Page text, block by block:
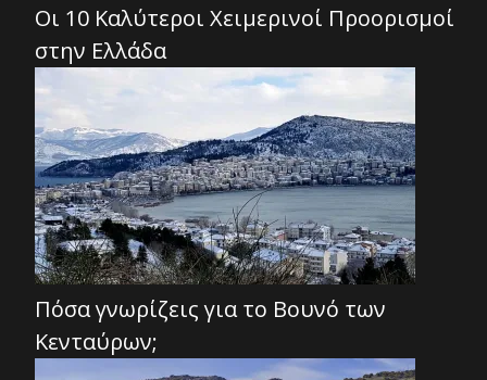
Οι 10 Καλύτεροι Χειμερινοί Προορισμοί
στην Ελλάδα
Πόσα γνωρίζεις για το Βουνό των
Κενταύρων;